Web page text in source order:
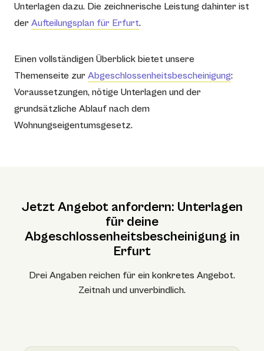
Unterlagen dazu. Die zeichnerische Leistung dahinter ist
der Aufteilungsplan für Erfurt.
Einen vollständigen Überblick bietet unsere
Themenseite zur Abgeschlossenheitsbescheinigung:
Voraussetzungen, nötige Unterlagen und der
grundsätzliche Ablauf nach dem
Wohnungseigentumsgesetz.
Jetzt Angebot anfordern: Unterlagen
für deine
Abgeschlossenheitsbescheinigung in
Erfurt
Drei Angaben reichen für ein konkretes Angebot.
Zeitnah und unverbindlich.